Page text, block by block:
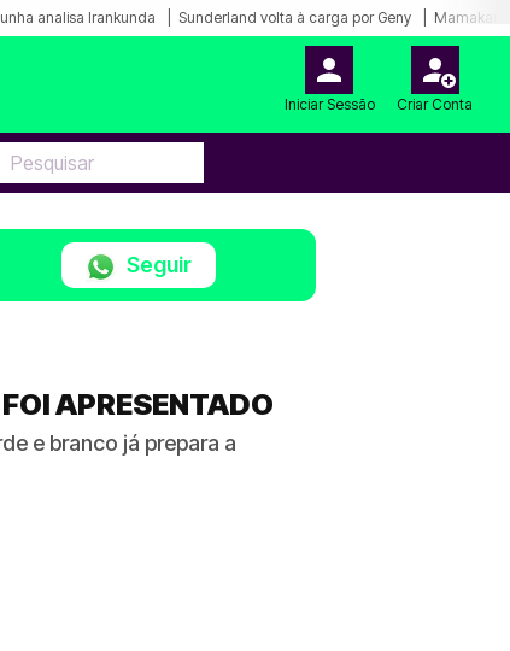
analisa Irankunda Sunderland volta à carga por Geny
Iniciar Sessão Criar Conta
Seguir
APRESENTADO
e branco já prepara a